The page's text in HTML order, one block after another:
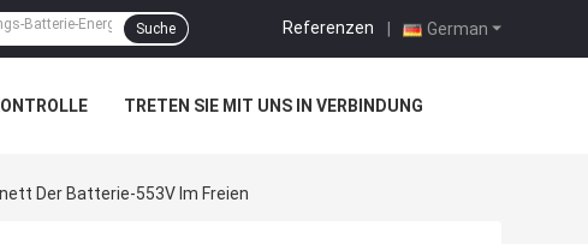
German
Referenzen |
Suche
TRETEN SIE MIT UNS IN VERBINDUNG
Der Batterie-553V Im Freien